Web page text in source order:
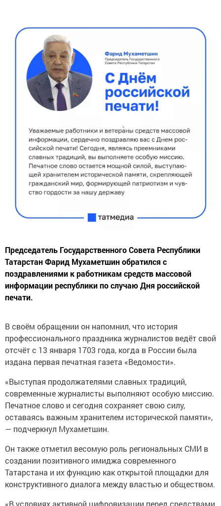
Председатель Государственного Совета Республики
Татарстан Фарид Мухаметшин обратился с
поздравлениями к работникам средств массовой
информации республики по случаю Дня российской
печати.
В своём обращении он напомнил, что история
профессионального праздника журналистов ведёт свой
отсчёт с 13 января 1703 года, когда в России была
издана первая печатная газета «Ведомости».
«Выступая продолжателями славных традиций,
современные журналисты выполняют особую миссию.
Печатное слово и сегодня сохраняет свою силу,
оставаясь важным хранителем исторической памяти»,
— подчеркнул Мухаметшин.
Он также отметил весомую роль региональных СМИ в
создании позитивного имиджа современного
Татарстана и их функцию как открытой площадки для
конструктивного диалога между властью и обществом.
«В условиях активной цифровизации перед средствами